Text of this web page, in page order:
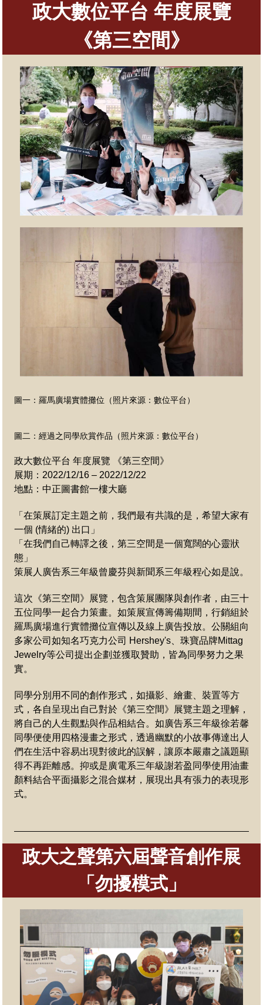
政大數位平台 年度展覽
《第三空間》
圖一：羅馬廣場實體攤位（照片來源：數位平台）
圖二：經過之同學欣賞作品 （照片來源：數位平台）
政大數位平台 年度展覽 《第三空間》
展期：2022/12/16 – 2022/12/22
地點：中正圖書館一樓大廳
「在策展訂定主題之前，我們最有共識的是，希望大家有
一個 (情緒的) 出口」
「在我們自己轉譯之後，第三空間是一個寬闊的心靈狀
態」
策展人廣告系三年級曾慶芬與新聞系三年級程心如是說。
這次《第三空間》展覽，包含策展團隊與創作者，由三十
五位同學一起合力策畫。如策展宣傳籌備期間，行銷組於
羅馬廣場進行實體攤位宣傳以及線上廣告投放。公關組向
多家公司如知名巧克力公司 Hershey's、珠寶品牌Mittag
Jewelry等公司提出企劃並獲取贊助，皆為同學努力之果
實。
同學分別用不同的創作形式，如攝影、繪畫、裝置等方
式，各自呈現出自己對於《第三空間》展覽主題之理解，
將自己的人生觀點與作品相結合。如廣告系三年級徐若馨
同學便使用四格漫畫之形式，透過幽默的小故事傳達出人
們在生活中容易出現對彼此的誤解，讓原本嚴肅之議題顯
得不再距離感。抑或是廣電系三年級謝若盈同學使用油畫
顏料結合平面攝影之混合媒材，展現出具有張力的表現形
式。
政大之聲第六屆聲音創作展
「勿擾模式」